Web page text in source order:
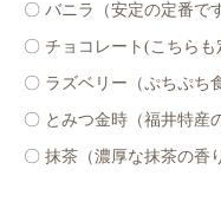
〇 バニラ（安定の定番で
〇 チョコレート(こちらも
〇 ラズベリー（ぷちぷち
〇 とみつ金時（福井特産
〇 抹茶（濃厚な抹茶の香